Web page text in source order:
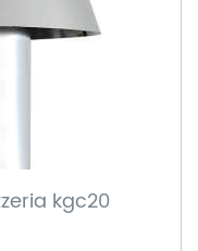
kgc20